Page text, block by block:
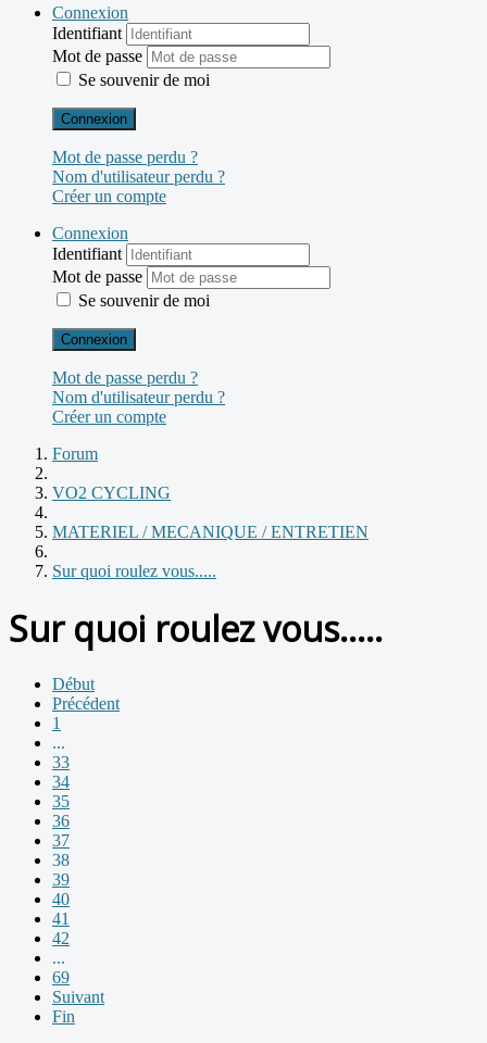
Connexion
Identifiant
Mot de passe
Se souvenir de moi
Connexion
Mot de passe perdu ?
Nom d'utilisateur perdu ?
Créer un compte
Connexion
Identifiant
Mot de passe
Se souvenir de moi
Connexion
Mot de passe perdu ?
Nom d'utilisateur perdu ?
Créer un compte
Forum
VO2 CYCLING
MATERIEL / MECANIQUE / ENTRETIEN
Sur quoi roulez vous.....
Sur quoi roulez vous.....
Début
Précédent
1
...
33
34
35
36
37
38
39
40
41
42
...
69
Suivant
Fin